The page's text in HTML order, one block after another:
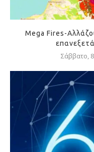
Mega Fires-
Σάββατο,